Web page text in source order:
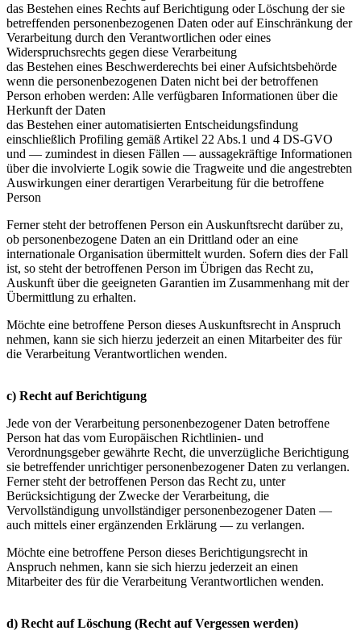
das Bestehen eines Rechts auf Berichtigung oder Löschung der sie
betreffenden personenbezogenen Daten oder auf Einschränkung der
Verarbeitung durch den Verantwortlichen oder eines
Widerspruchsrechts gegen diese Verarbeitung
das Bestehen eines Beschwerderechts bei einer Aufsichtsbehörde
wenn die personenbezogenen Daten nicht bei der betroffenen
Person erhoben werden: Alle verfügbaren Informationen über die
Herkunft der Daten
das Bestehen einer automatisierten Entscheidungsfindung
einschließlich Profiling gemäß Artikel 22 Abs.1 und 4 DS-GVO
und — zumindest in diesen Fällen — aussagekräftige Informationen
über die involvierte Logik sowie die Tragweite und die angestrebten
Auswirkungen einer derartigen Verarbeitung für die betroffene
Person
Ferner steht der betroffenen Person ein Auskunftsrecht darüber zu,
ob personenbezogene Daten an ein Drittland oder an eine
internationale Organisation übermittelt wurden. Sofern dies der Fall
ist, so steht der betroffenen Person im Übrigen das Recht zu,
Auskunft über die geeigneten Garantien im Zusammenhang mit der
Übermittlung zu erhalten.
Möchte eine betroffene Person dieses Auskunftsrecht in Anspruch
nehmen, kann sie sich hierzu jederzeit an einen Mitarbeiter des für
die Verarbeitung Verantwortlichen wenden.
c) Recht auf Berichtigung
Jede von der Verarbeitung personenbezogener Daten betroffene
Person hat das vom Europäischen Richtlinien- und
Verordnungsgeber gewährte Recht, die unverzügliche Berichtigung
sie betreffender unrichtiger personenbezogener Daten zu verlangen.
Ferner steht der betroffenen Person das Recht zu, unter
Berücksichtigung der Zwecke der Verarbeitung, die
Vervollständigung unvollständiger personenbezogener Daten —
auch mittels einer ergänzenden Erklärung — zu verlangen.
Möchte eine betroffene Person dieses Berichtigungsrecht in
Anspruch nehmen, kann sie sich hierzu jederzeit an einen
Mitarbeiter des für die Verarbeitung Verantwortlichen wenden.
d) Recht auf Löschung (Recht auf Vergessen werden)